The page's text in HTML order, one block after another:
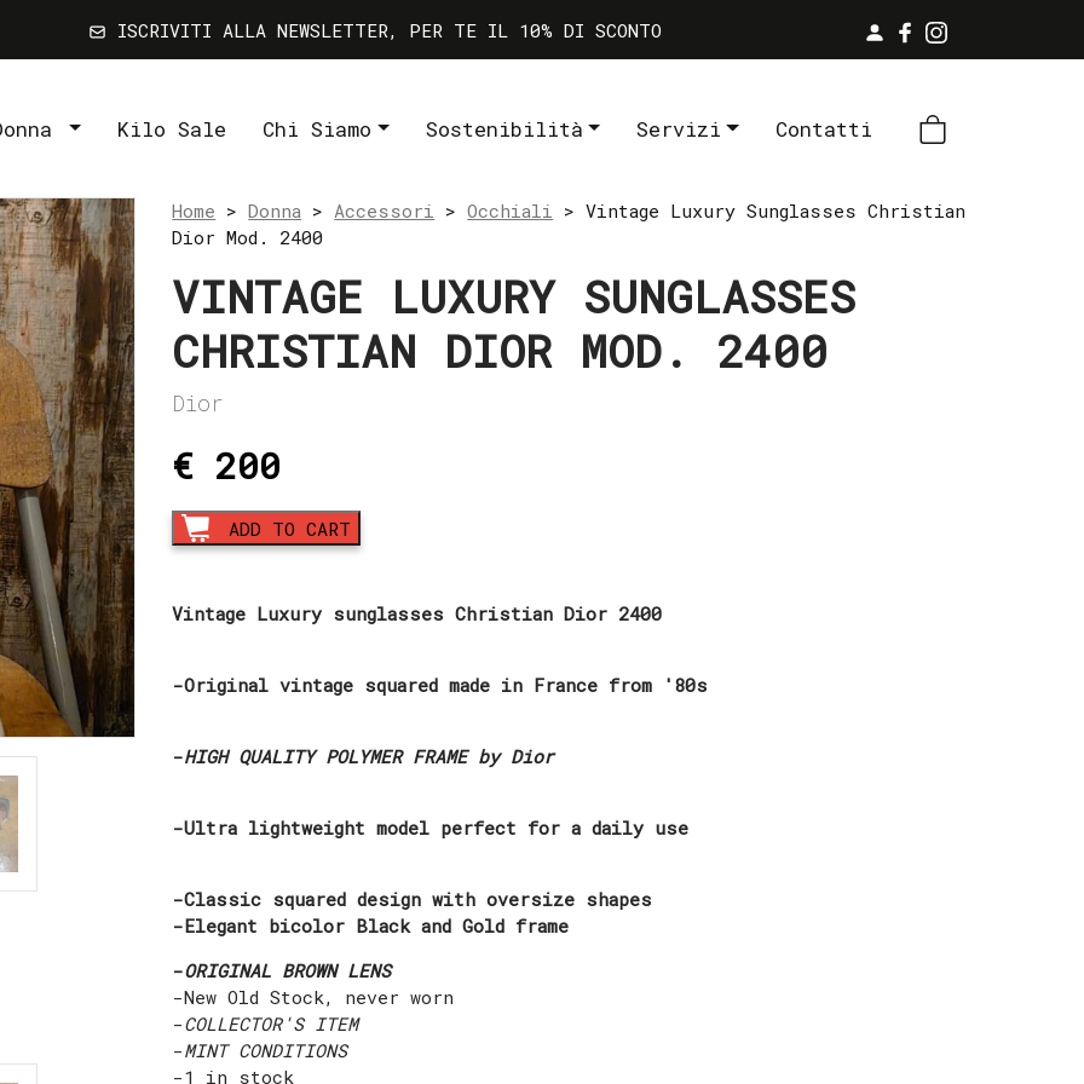
ISCRIVITI ALLA NEWSLETTER, PER TE IL 10% DI SCONTO
Kilo Sale Chi Siamo Sostenibilità Servizi Contatti
Home >Donna >Accessori >Occhiali > Vintage Luxury Sunglasses Christian
Dior Mod. 2400
VINTAGE LUXURY SUNGLASSES
CHRISTIAN DIOR MOD. 2400
Dior
€ 200
Vintage
Luxury
Christian
Dior
2400
ADD TO CART
Vintage Luxury sunglasses Christian Dior 2400
-Original vintage squared made in France from '80s
-HIGH QUALITY POLYMER FRAME by Dior
-Ultra lightweight model perfect for a daily use
-Classic squared design with oversize shapes
-Elegant bicolor Black and Gold frame
-ORIGINAL BROWN LENS
-New Old Stock, never worn
-COLLECTOR'S ITEM
-MINT CONDITIONS
-1 in stock